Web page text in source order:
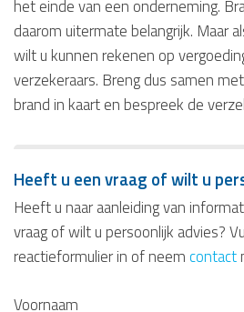
het einde van een onderneming.
daarom uitermate belangrijk. Maar
wilt u kunnen rekenen op
verzekeraars. Breng dus samen
brand in kaart en bespreek de
Heeft u een vraag of wilt u
Heeft u naar aanleiding van
vraag of wilt u persoonlijk advies?
reactieformulier in of neemcontact
Voornaam